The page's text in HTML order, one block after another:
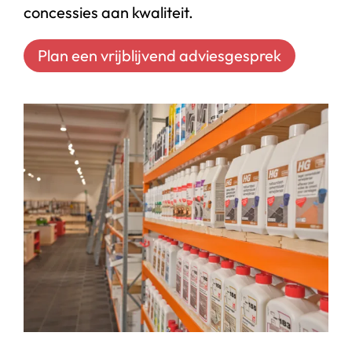
concessies aan kwaliteit.
Plan een vrijblijvend adviesgesprek